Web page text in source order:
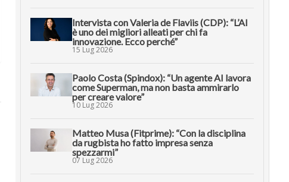
Intervista con Valeria de Flaviis (CDP): “L’AI
è uno dei migliori alleati per chi fa
innovazione. Ecco perché”
15 Lug 2026
Paolo Costa (Spindox): “Un agente AI lavora
come Superman, ma non basta ammirarlo
per creare valore”
10 Lug 2026
Matteo Musa (Fitprime): “Con la disciplina
da rugbista ho fatto impresa senza
spezzarmi”
07 Lug 2026